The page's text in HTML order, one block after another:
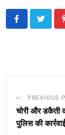
PREVIOUS
चोरी और डकैती
पुलिस की